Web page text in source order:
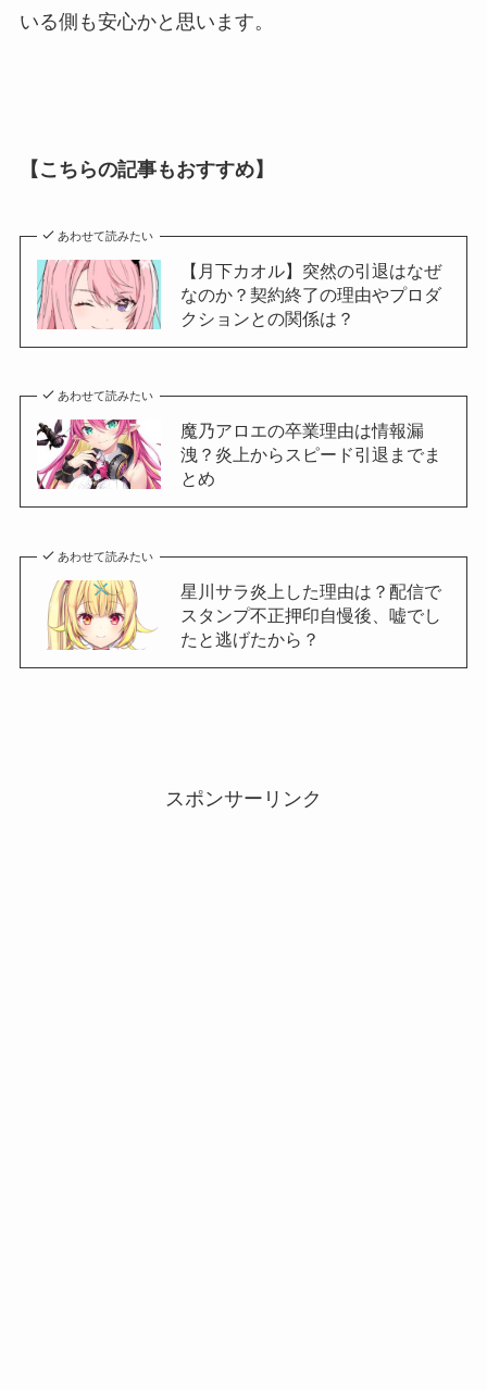
いる側も安心かと思います。
【こちらの記事もおすすめ】
あわせて読みたい
【月下カオル】突然の引退はなぜ
なのか？契約終了の理由やプロダ
クションとの関係は？
あわせて読みたい
魔乃アロエの卒業理由は情報漏
洩？炎上からスピード引退までま
とめ
あわせて読みたい
星川サラ炎上した理由は？配信で
スタンプ不正押印自慢後、嘘でし
たと逃げたから？
スポンサーリンク